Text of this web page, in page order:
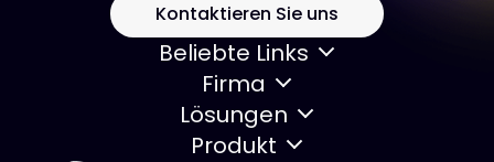
Kontaktieren Sie uns
Beliebte Links
Firma
Lösungen
Produkt